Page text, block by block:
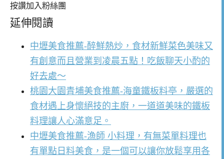
按讚加入粉絲團
延伸閱讀
中壢美食推薦-醉鮮熱炒，食材新鮮菜色美味又
有創意而且營業到凌晨五點！吃飯聊天小酌的
好去處～
桃園大園青埔美食推薦-海童鐵板料亭，嚴選的
食材遇上身懷絕技的主廚，一道道美味的鐵板
料理讓人心滿意足。
中壢美食推薦-漁師 小料理，有無菜單料理也
有單點日料美食，是一個可以讓你放鬆享用各